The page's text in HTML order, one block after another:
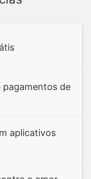
de
aplicativos